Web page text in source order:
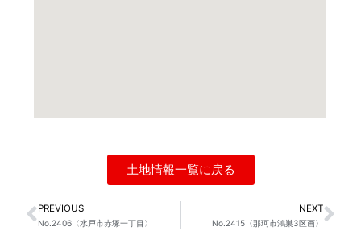
土地情報一覧に戻る
Prev
PREVIOUS
No.2406〈水戸市赤塚一丁目〉
NEXT
No.2415〈那珂市鴻巣3区画〉